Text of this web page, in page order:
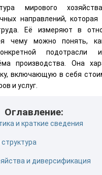
мирового
направлений, которая
Её измеряют в
чему можно понять,
подотрасли
производства. Она
включающую в себя
и услуг.
Оглавление:
и краткие сведения
и диверсификация